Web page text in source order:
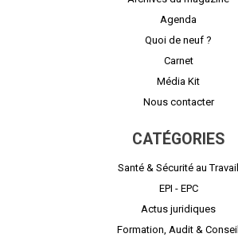
Agenda
Quoi de neuf ?
Carnet
Média Kit
Nous contacter
CATÉGORIES
Santé & Sécurité au Travail
EPI - EPC
Actus juridiques
Formation, Audit & Conseil